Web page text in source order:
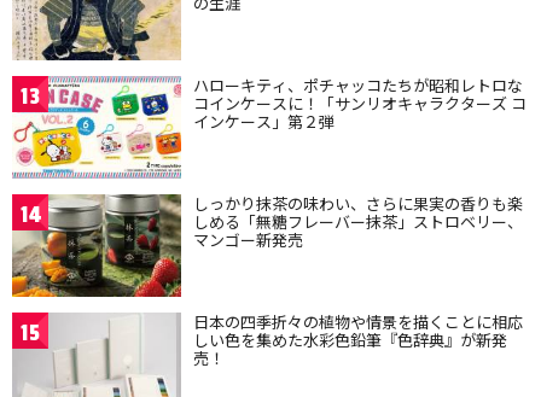
13 ハローキティ、ポチャッコたちが昭和レトロな
コインケースに！「サンリオキャラクターズ コ
インケース」第２弾
14 しっかり抹茶の味わい、さらに果実の香りも楽
しめる「無糖フレーバー抹茶」ストロベリー、
マンゴー新発売
15 日本の四季折々の植物や情景を描くことに相応
しい色を集めた水彩色鉛筆『色辞典』が新発
売！